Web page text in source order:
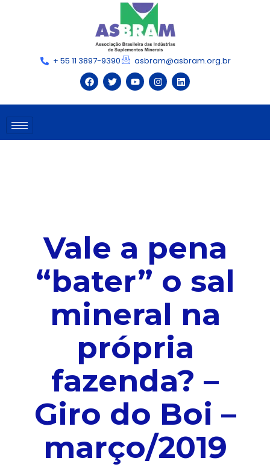
+ 55 11 3897-9390 asbram@asbram.org.br
Vale a pena
“bater” o sal
mineral na
própria
fazenda? –
Giro do Boi –
março/2019